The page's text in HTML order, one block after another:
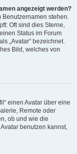
angezeigt werden?
Benutzernamen stehen.
Oft sind dies Sterne,
Status im Forum
„Avatar“ bezeichnet.
Bild, welches von
einen Avatar über eine
Remote oder
ob und wie die
benutzen kannst,